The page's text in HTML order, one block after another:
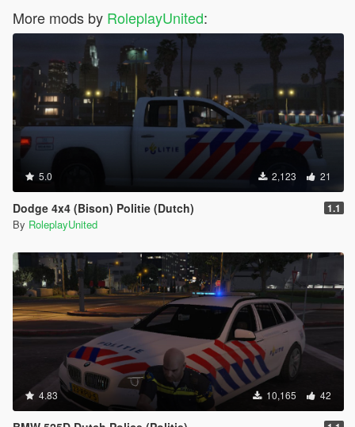
More mods by RoleplayUnited:
5.0 2,123 21
Dodge 4x4 (Bison) Politie (Dutch) 1.1
By RoleplayUnited
4.83 10,165 42